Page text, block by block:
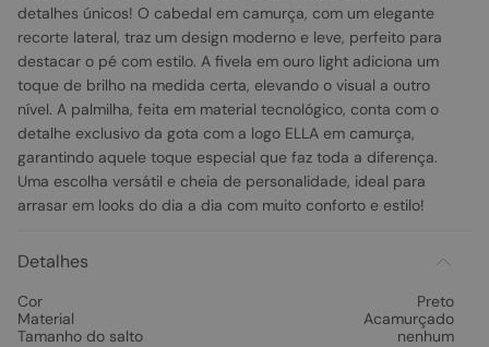
detalhes únicos! O cabedal em camurça, com um elegante
recorte lateral, traz um design moderno e leve, perfeito para
destacar o pé com estilo. A fivela em ouro light adiciona um
toque de brilho na medida certa, elevando o visual a outro
nível. A palmilha, feita em material tecnológico, conta com o
detalhe exclusivo da gota com a logo ELLA em camurça,
garantindo aquele toque especial que faz toda a diferença.
Uma escolha versátil e cheia de personalidade, ideal para
arrasar em looks do dia a dia com muito conforto e estilo!
Detalhes
Cor
Preto
Material
Acamurçado
Tamanho do salto
nenhum